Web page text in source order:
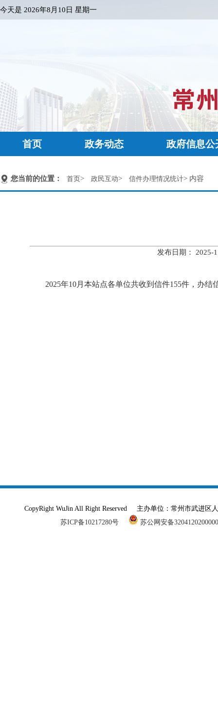
今天是 2026年8月10日 星期一
首页 政务动态 政府信息公
您当前的位置： 首页> 政民互动> 信件办理情况统计> 内容
发布日期：
2025年10月本站点各单位共收到信件155件，办
CopyRight WuJin All Right Reserved 主办单位：常州市武进
苏ICP备10217280号
苏公网安备